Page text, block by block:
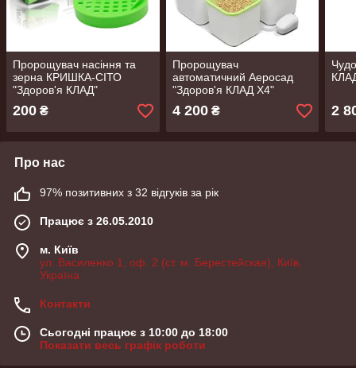
Пророщувач насіння та
зерна КРИШКА-СІТО
"Здоров'я КЛАД"
200 ₴
Пророщувач
автоматичний Аеросад
"Здоров'я КЛАД Х4"
4 200₴ 2
Про нас
97% позитивних з 32 відгуків за рік
Працює з 26.05.2010
м. Київ
ул. Василенко 1, оф. 2 (ст. м. Берестейская), Київ,
Україна
Контакти
Сьогодні працює з 10:00 до 18:00
Показати весь графік роботи